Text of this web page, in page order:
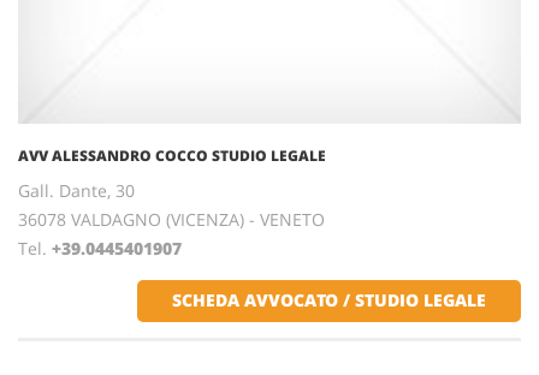
AVV ALESSANDRO COCCO STUDIO LEGALE
Gall. Dante, 30
36078 VALDAGNO (VICENZA) - VENETO
Tel. +39.0445401907
SCHEDA AVVOCATO / STUDIO LEGALE